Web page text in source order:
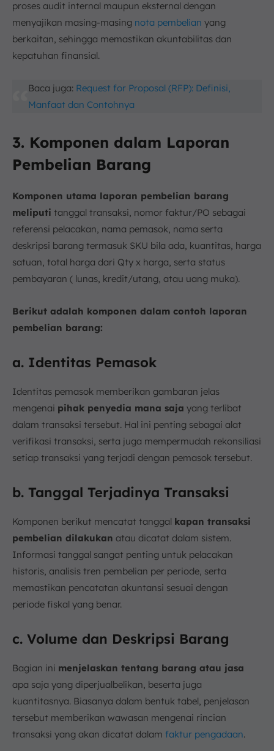
proses audit internal maupun eksternal dengan
menyajikan masing-masing nota pembelian yang
berkaitan, sehingga memastikan akuntabilitas dan
kepatuhan finansial.
Baca juga: Request for Proposal (RFP): Definisi,
Manfaat dan Contohnya
3. Komponen dalam Laporan
Pembelian Barang
Komponen utama laporan pembelian barang
meliputi tanggal transaksi, nomor faktur/PO sebagai
referensi pelacakan, nama pemasok, nama serta
deskripsi barang termasuk SKU bila ada, kuantitas, harga
satuan, total harga dari Qty x harga, serta status
pembayaran ( lunas, kredit/utang, atau uang muka).
Berikut adalah komponen dalam contoh laporan
pembelian barang:
a. Identitas Pemasok
Identitas pemasok memberikan gambaran jelas
mengenai pihak penyedia mana saja yang terlibat
dalam transaksi tersebut. Hal ini penting sebagai alat
verifikasi transaksi, serta juga mempermudah rekonsiliasi
setiap transaksi yang terjadi dengan pemasok tersebut.
b. Tanggal Terjadinya Transaksi
Komponen berikut mencatat tanggal kapan transaksi
pembelian dilakukan atau dicatat dalam sistem.
Informasi tanggal sangat penting untuk pelacakan
historis, analisis tren pembelian per periode, serta
memastikan pencatatan akuntansi sesuai dengan
periode fiskal yang benar.
c. Volume dan Deskripsi Barang
Bagian ini menjelaskan tentang barang atau jasa
apa saja yang diperjualbelikan, beserta juga
kuantitasnya. Biasanya dalam bentuk tabel, penjelasan
tersebut memberikan wawasan mengenai rincian
transaksi yang akan dicatat dalam faktur pengadaan.